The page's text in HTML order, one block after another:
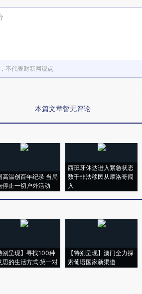
不代表财新网观点
本篇文章暂无评论
高温创百年纪录 当局
停止一切户外活动
西班牙休达进入紧急状态
数千非法移民从摩洛哥闯
入
别呈现】寻找100种
思的生活方式·第一对
【特别呈现】澳门全力探
索葡语国家新渠道